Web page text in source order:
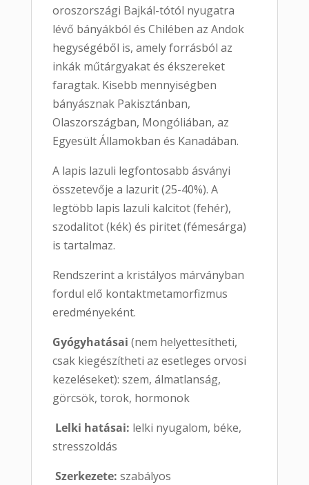
oroszországi Bajkál-tótól nyugatra
lévő bányákból és Chilében az Andok
hegységéből is, amely forrásból az
inkák műtárgyakat és ékszereket
faragtak. Kisebb mennyiségben
bányásznak Pakisztánban,
Olaszországban, Mongóliában, az
Egyesült Államokban és Kanadában.
A lapis lazuli legfontosabb ásványi
összetevője a lazurit (25-40%). A
legtöbb lapis lazuli kalcitot (fehér),
szodalitot (kék) és piritet (fémesárga)
is tartalmaz.
Rendszerint a kristályos márványban
fordul elő kontaktmetamorfizmus
eredményeként.
Gyógyhatásai (nem helyettesítheti,
csak kiegészítheti az esetleges orvosi
kezeléseket): szem, álmatlanság,
görcsök, torok, hormonok
Lelki hatásai: lelki nyugalom, béke,
stresszoldás
Szerkezete: szabályos